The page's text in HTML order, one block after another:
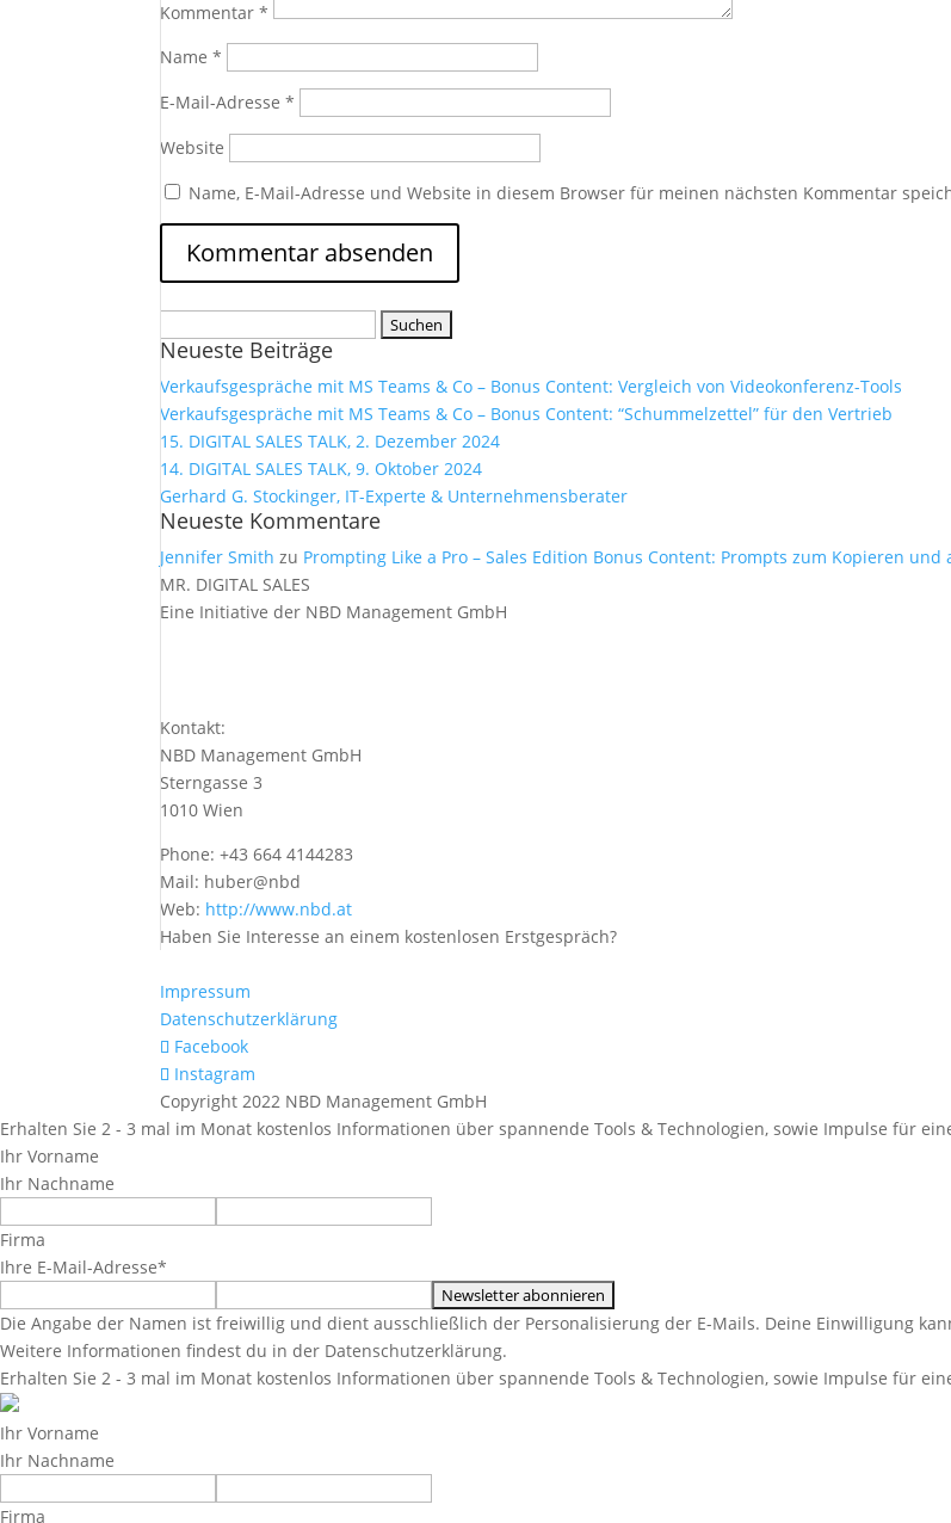
Kommentar*
Name*
E-Mail-Adresse*
Website
Name, E-Mail-Adresse und Website in diesem Browser für meinen nächsten Kommentar
nach:
Neueste Beiträge
Verkaufsgespräche mit MS Teams & Co – Bonus Content: Vergleich von Videokonferenz-Tools
Verkaufsgespräche mit MS Teams & Co – Bonus Content: “Schummelzettel” für den Vertrieb
15. DIGITAL SALES TALK, 2. Dezember 2024
14. DIGITAL SALES TALK, 9. Oktober 2024
Gerhard G. Stockinger, IT-Experte & Unternehmensberater
Neueste Kommentare
Jennifer Smith zu Prompting Like a Pro – Sales Edition Bonus Content: Prompts zum Kopieren und
MR. DIGITAL SALES
Eine Initiative der NBD Management GmbH
Kontakt:
NBD Management GmbH
Sterngasse 3
1010 Wien
Phone: +43 664 4144283
Mail: huber@nbd
Web: http://www.nbd.at
Haben Sie Interesse an einem kostenlosen Erstgespräch?
Impressum
Datenschutzerklärung
Facebook
Instagram
Copyright 2022 NBD Management GmbH
Erhalten Sie 2 - 3 mal im Monat kostenlos Informationen über spannende Tools & Technologien, sowie Impulse für
Ihr Vorname
Ihr Nachname
Firma
Ihre E-Mail-Adresse*
Die Angabe der Namen ist freiwillig und dient ausschließlich der Personalisierung der E-Mails. Deine Einwilligung
Weitere Informationen findest du in der Datenschutzerklärung.
Erhalten Sie 2 - 3 mal im Monat kostenlos Informationen über spannende Tools & Technologien, sowie Impulse für
Ihr Vorname
Ihr Nachname
Firma